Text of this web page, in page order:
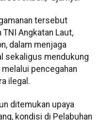
tersebut
Angkatan Laut,
dalam menjaga
sekaligus mendukung
pencegahan
ilegal.
ditemukan upaya
kondisi di Pelabuhan